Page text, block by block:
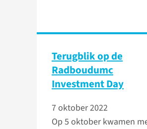
Terugblik op de
Radboudumc
Investment Day
7 oktober 2022
Op 5 oktober kwamen